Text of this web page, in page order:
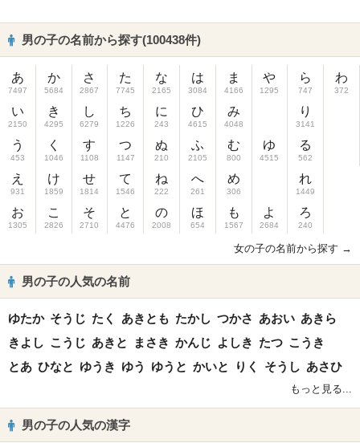
男の子の名前から探す(100438件)
あ
7497
い
2150
う
453
え
931
お
1305
か
5684
き
4295
く
1046
け
1859
こ
2826
さ
2867
し
6279
す
1108
せ
1814
そ
2710
た
7745
ち
1226
つ
1147
て
1546
と
4476
な
2165
に
243
ぬ
210
ね
222
の
2008
は
3084
ひ
4615
ふ
2105
へ
261
ほ
654
ま
4166
み
4048
む
800
め
306
も
1567
や
1295
ゆ
4515
よ
2684
ら
747
り
3141
る
562
れ
1449
ろ
240
わ
372
女の子の名前から探す →
男の子の人気の名前
ゆたか そうじ たく あきとも たかし つかさ あおい あきら
きよし こうじ あきと まさき かんじ よしき たつ こうき
とあ ひなと ゆうき ゆう ゆうと かいと りく そうし あさひ
もっと見る...
男の子の人気の漢字